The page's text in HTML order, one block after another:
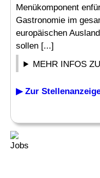
Menükomponent
Gastronomie im
europäischen
sollen [...]
MEHR INFOS
▶ Zur